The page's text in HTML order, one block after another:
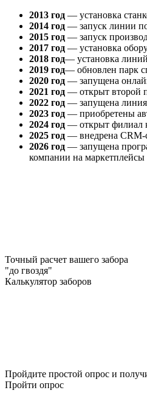
2013 год — установка
2014 год — запуск линии
2015 год — запуск
2017 год — установка
2018 год— установка
2019 год— обновлен парк
2020 год — запущена
2021 год — открыт второй
2022 год — запущена линия
2023 год — приобретены
2024 год — открыт филиал
2025 год — внедрена CRM-
2026 год — запущена
компании на маркетплейсы
Точный расчет вашего забора
"до гвоздя"
Калькулятор заборов
Пройдите простой опрос и
Пройти опрос